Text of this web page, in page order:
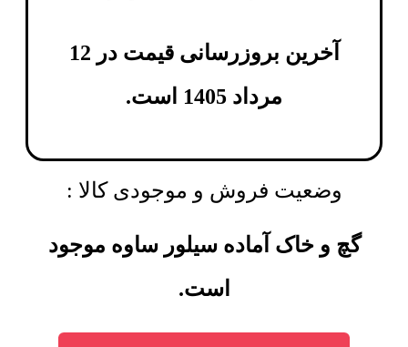
آخرین بروزرسانی قیمت در 12
مرداد 1405 است.
وضعیت فروش و موجودی کالا :
گچ و خاک آماده سیلور ساوه موجود
است.